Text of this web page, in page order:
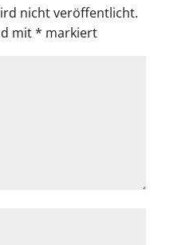
nicht veröffentlicht.
mit* markiert